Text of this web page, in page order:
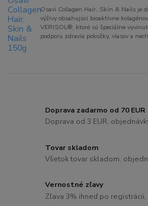
Osavi Collagen Hair, Skin & Nails je
výživy obsahujúci bioaktívne
VERISOL®, ktoré sú špeciálne
podporu zdravia pokožky, vlasov a
Doprava zadarmo od 70 EUR
Doprava od 3 EUR,
Tovar skladom
Všetok tovar skladom,
Vernostné zľavy
Zľava 3% ihneď po